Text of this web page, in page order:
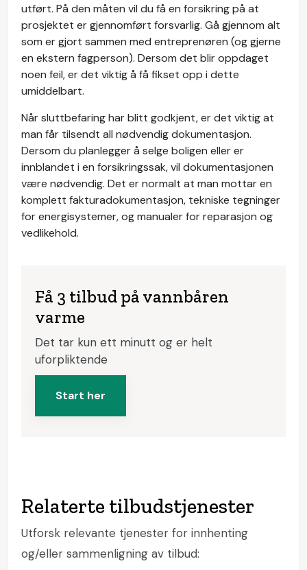
utført. På den måten vil du få en forsikring på at
prosjektet er gjennomført forsvarlig. Gå gjennom alt
som er gjort sammen med entreprenøren (og gjerne
en ekstern fagperson). Dersom det blir oppdaget
noen feil, er det viktig å få fikset opp i dette
umiddelbart.
Når sluttbefaring har blitt godkjent, er det viktig at
man får tilsendt all nødvendig dokumentasjon.
Dersom du planlegger å selge boligen eller er
innblandet i en forsikringssak, vil dokumentasjonen
være nødvendig. Det er normalt at man mottar en
komplett fakturadokumentasjon, tekniske tegninger
for energisystemer, og manualer for reparasjon og
vedlikehold.
Få 3 tilbud på vannbåren
varme
Det tar kun ett minutt og er helt
uforpliktende
Start her
Relaterte tilbudstjenester
Utforsk relevante tjenester for innhenting
og/eller sammenligning av tilbud: